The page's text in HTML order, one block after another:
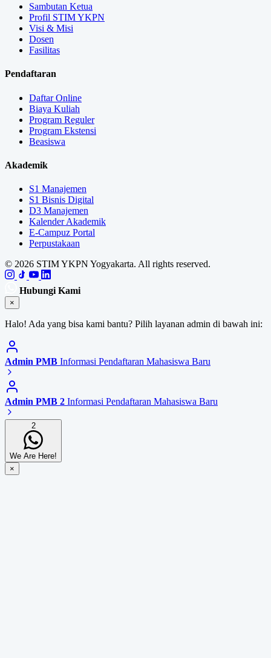
Sambutan Ketua
Profil STIM YKPN
Visi & Misi
Dosen
Fasilitas
Pendaftaran
Daftar Online
Biaya Kuliah
Program Reguler
Program Ekstensi
Beasiswa
Akademik
S1 Manajemen
S1 Bisnis Digital
D3 Manajemen
Kalender Akademik
E-Campuz Portal
Perpustakaan
© 2026 STIM YKPN Yogyakarta. All rights reserved.
Hubungi Kami
×
Halo! Ada yang bisa kami bantu? Pilih layanan admin di bawah ini:
Admin PMB Informasi Pendaftaran Mahasiswa Baru
Admin PMB 2 Informasi Pendaftaran Mahasiswa Baru
2
We Are Here!
×